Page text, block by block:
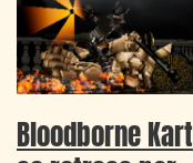
Bloodborne Kart